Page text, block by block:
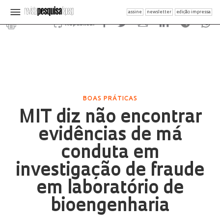
assine newsletter edição impressa
Republicar
BOAS PRÁTICAS
MIT diz não encontrar
evidências de má
conduta em
investigação de fraude
em laboratório de
bioengenharia